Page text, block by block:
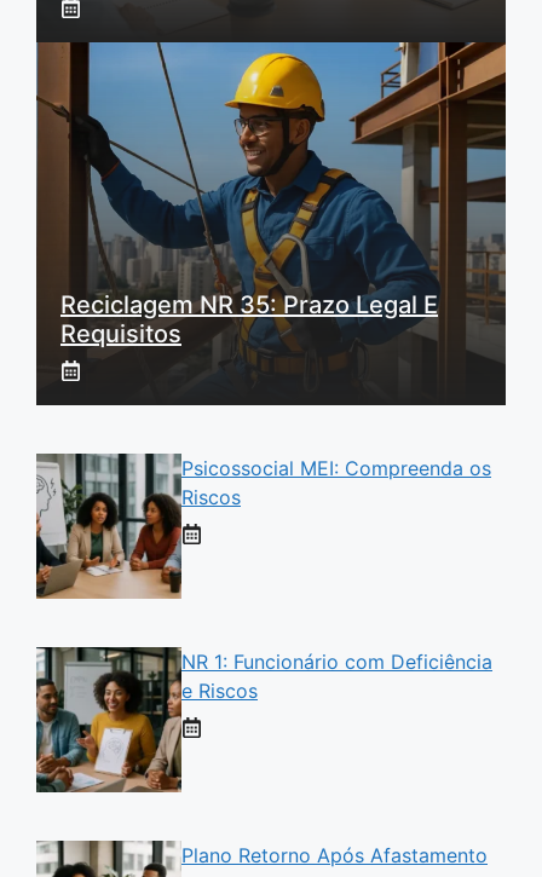
Reciclagem NR 35: Prazo Legal E
Requisitos
Psicossocial MEI: Compreenda os
Riscos
NR 1: Funcionário com Deficiência
e Riscos
Plano Retorno Após Afastamento